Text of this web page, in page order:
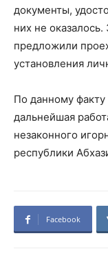
документы,
них не
предложили
установления
По данному факту
дальнейшая
незаконного
республики
Facebook